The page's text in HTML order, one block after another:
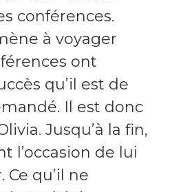
conférences.
à voyager
ont
qu’il est de
Il est donc
Jusqu’à la fin,
l’occasion de lui
qu’il ne